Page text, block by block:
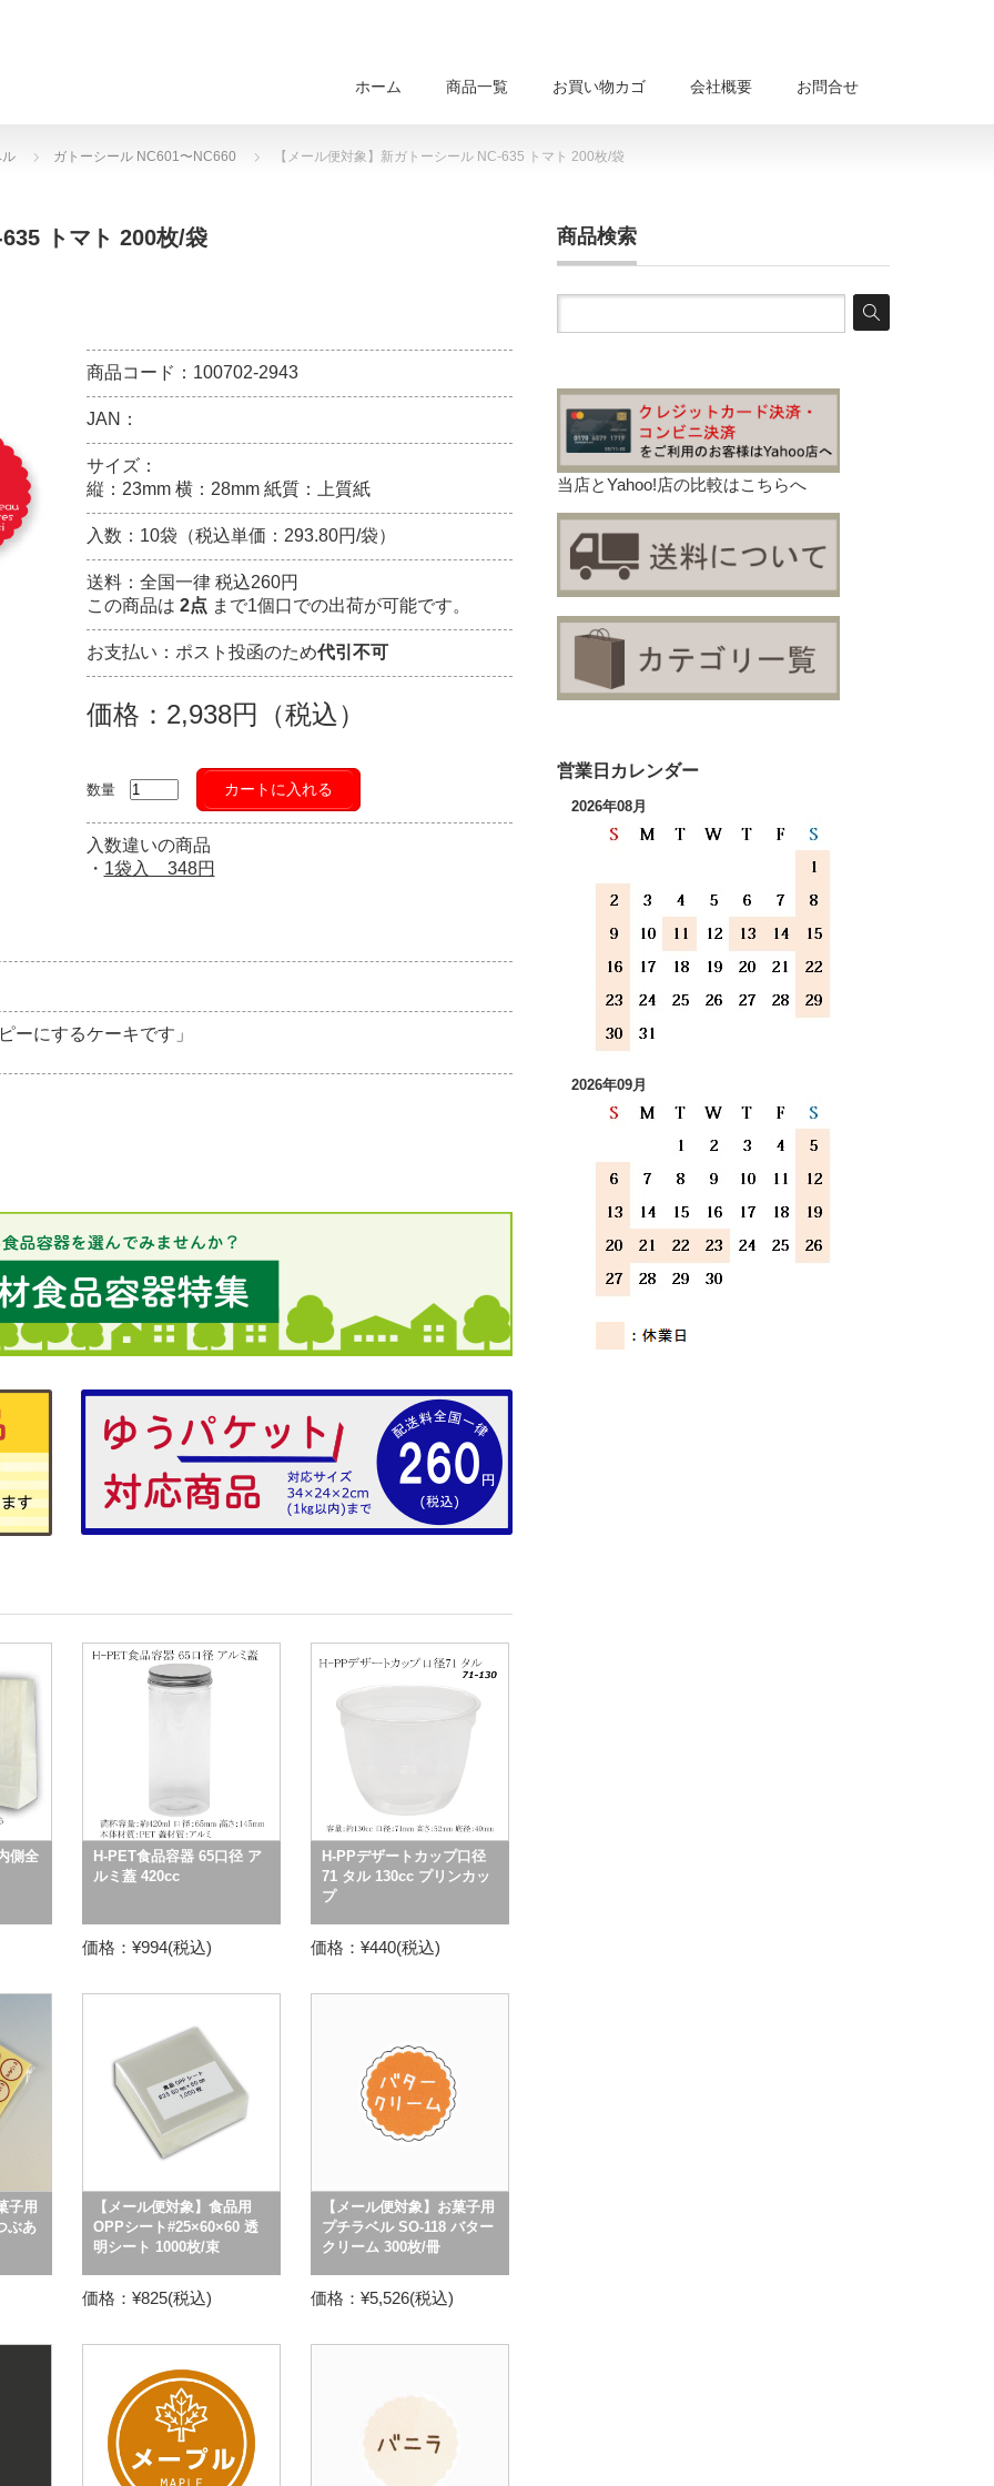
ホーム 商品一覧 お買い物カゴ 会社概要 お問合せ
ガトーシール NC601〜NC660 【メール便対象】新ガトーシール NC-635 トマト 200枚/袋
トマト 200枚/袋
商品コード：100702-2943
JAN：
サイズ：
縦：23mm 横：28mm 紙質：上質紙
入数：10袋（税込単価：293.80円/袋）
送料：全国一律 税込260円
この商品は 2点 まで1個口での出荷が可能です。
お支払い：ポスト投函のため代引不可
価格：2,938円（税込）
数量 カートに入れる
入数違いの商品
・ 1袋入 348円
ーにするケーキです」
側全
H-PET食品容器 65口径 ア
ルミ蓋 420cc
価格：¥994(税込)
H-PPデザートカップ口径
71 タル 130cc プリンカッ
プ
価格：¥440(税込)
子用
ぶあ
【メール便対象】食品用
OPPシート#25×60×60 透
明シート 1000枚/束
価格：¥825(税込)
【メール便対象】お菓子用
プチラベル SO-118 バター
クリーム 300枚/冊
価格：¥5,526(税込)
商品検索
当店とYahoo!店の比較はこちらへ
営業日カレンダー
2026年08月
2026年09月